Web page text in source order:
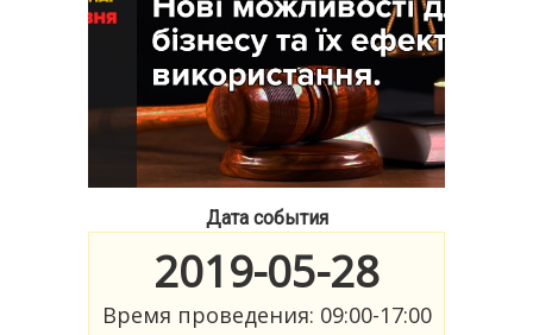
Дата события
2019-05-28
Время проведения: 09:00-17:00